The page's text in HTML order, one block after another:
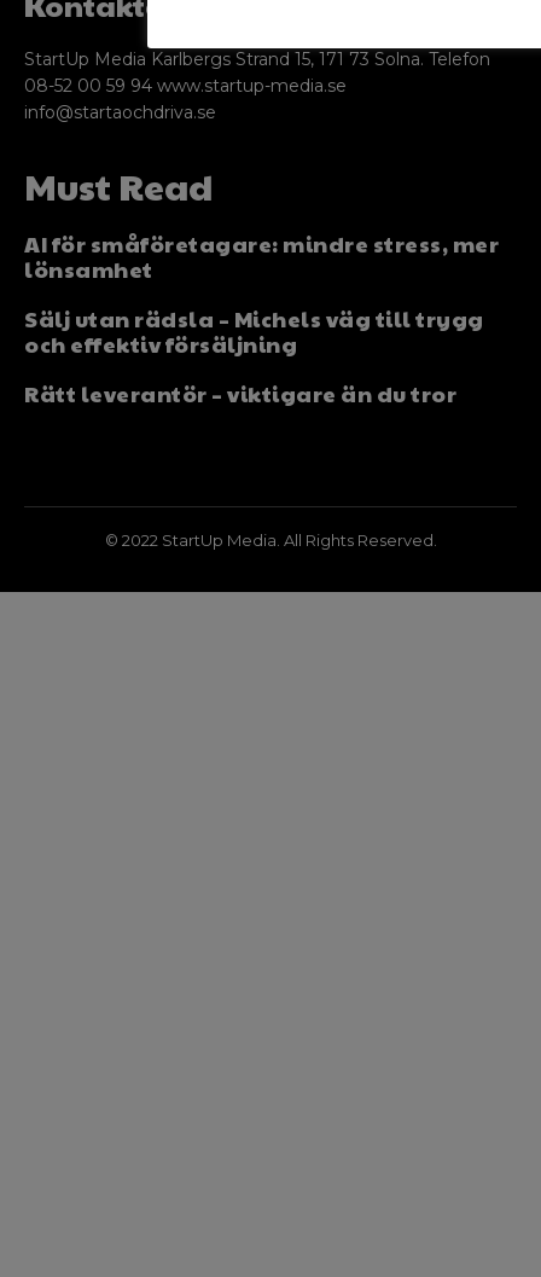
StartUp Media Karlbergs Strand 15, 171 73 Solna. Telefon
08-52 00 59 94 www.startup-media.se
info@startaochdriva.se
Must Read
AI för småföretagare: mindre stress, mer
lönsamhet
Sälj utan rädsla – Michels väg till trygg
och effektiv försäljning
Rätt leverantör – viktigare än du tror
© 2022 StartUp Media. All Rights Reserved.